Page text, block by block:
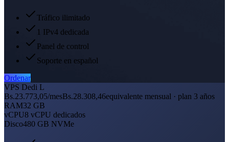
Tráfico ilimitado
1 IPv4 dedicada
Panel de control
Soporte en español
Ordenar
VPS Dedi L
Bs.23.773,05/mesBs.28.308,46equivalente mensual · plan 3 años
RAM32 GB
vCPU8 vCPU dedicados
Disco480 GB NVMe